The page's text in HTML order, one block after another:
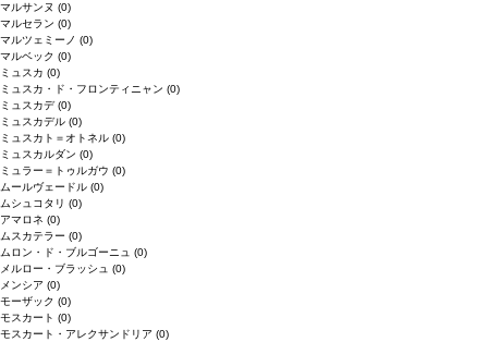
マルサンヌ (0)
マルセラン (0)
マルツェミーノ (0)
マルベック (0)
ミュスカ (0)
ミュスカ・ド・フロンティニャン (0)
ミュスカデ(0)
ミュスカデル (0)
ミュスカト＝オトネル (0)
ミュスカルダン (0)
ミュラー＝トゥルガウ (0)
ムールヴェードル (0)
ムシュコタリ (0)
アマロネ (0)
ムスカテラー (0)
ムロン・ド・ブルゴーニュ (0)
メルロー・ブラッシュ (0)
メンシア (0)
モーザック (0)
モスカート (0)
モスカート・アレクサンドリア (0)